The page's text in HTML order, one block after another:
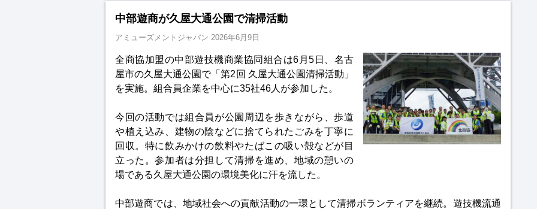
中部遊商が久屋大通公園で清掃活動
アミューズメントジャパン 2026年6月9日
全商協加盟の中部遊技機商業協同組合は6月5日、名古
屋市の久屋大通公園で「第2回 久屋大通公園清掃活動」
を実施。組合員企業を中心に35社46人が参加した。
今回の活動では組合員が公園周辺を歩きながら、歩道
や植え込み、建物の陰などに捨てられたごみを丁寧に
回収。特に飲みかけの飲料やたばこの吸い殻などが目
立った。参加者は分担して清掃を進め、地域の憩いの
場である久屋大通公園の環境美化に汗を流した。
中部遊商では、地域社会への貢献活動の一環として清掃ボランティアを継続。遊技機流通